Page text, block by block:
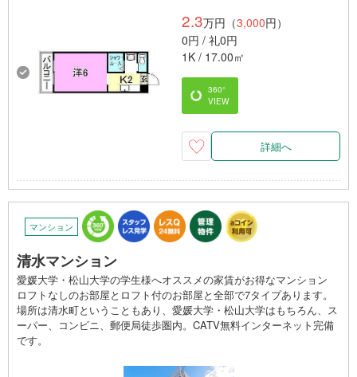
2.3万円（3,000円）
0円 / 礼0円
1K / 17.00㎡
360°
VIEW
詳細へ
マンション
清水マンション
愛媛大学・松山大学の学生様へオススメの家賃がお得なマンション
ロフトなしのお部屋とロフト付のお部屋と全部で7タイプあります。
場所は清水町ということもあり、愛媛大学・松山大学はもちろん、ス
ーパー、コンビニ、郵便局徒歩圏内。CATV無料インターネット完備
です。